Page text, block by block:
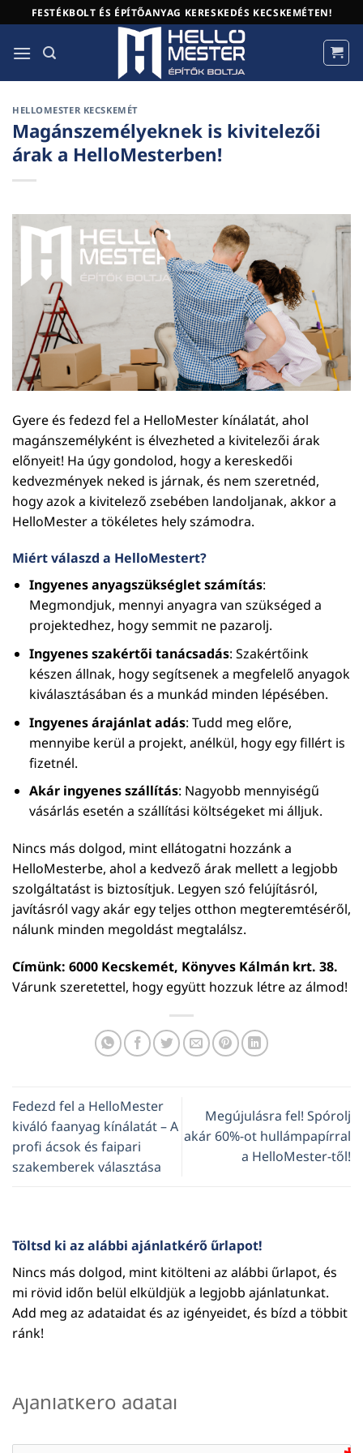
to
content
FESTÉKBOLT ÉS ÉPÍTŐANYAG KERESKEDÉS KECSKEMÉTEN!
HELLOMESTER KECSKEMÉT
Magánszemélyeknek is kivitelezői
árak a HelloMesterben!
Gyere és fedezd fel a HelloMester kínálatát, ahol
magánszemélyként is élvezheted a kivitelezői árak
előnyeit! Ha úgy gondolod, hogy a kereskedői
kedvezmények neked is járnak, és nem szeretnéd,
hogy azok a kivitelező zsebében landoljanak, akkor a
HelloMester a tökéletes hely számodra.
Miért válaszd a HelloMestert?
Ingyenes anyagszükséglet számítás:
Megmondjuk, mennyi anyagra van szükséged a
projektedhez, hogy semmit ne pazarolj.
Ingyenes szakértői tanácsadás: Szakértőink
készen állnak, hogy segítsenek a megfelelő anyagok
kiválasztásában és a munkád minden lépésében.
Ingyenes árajánlat adás: Tudd meg előre,
mennyibe kerül a projekt, anélkül, hogy egy fillért is
fizetnél.
Akár ingyenes szállítás: Nagyobb mennyiségű
vásárlás esetén a szállítási költségeket mi álljuk.
Nincs más dolgod, mint ellátogatni hozzánk a
HelloMesterbe, ahol a kedvező árak mellett a legjobb
szolgáltatást is biztosítjuk. Legyen szó felújításról,
javításról vagy akár egy teljes otthon megteremtéséről,
nálunk minden megoldást megtalálsz.
Címünk: 6000 Kecskemét, Könyves Kálmán krt. 38.
Várunk szeretettel, hogy együtt hozzuk létre az álmod!
Fedezd fel a HelloMester
kiváló faanyag kínálatát – A
profi ácsok és faipari
szakemberek választása
Megújulásra fel! Spórolj
akár 60%-ot hullámpapírral
a HelloMester-től!
Töltsd ki az alábbi ajánlatkérő űrlapot!
Nincs más dolgod, mint kitölteni az alábbi űrlapot, és
mi rövid időn belül elküldjük a legjobb ajánlatunkat.
Add meg az adataidat és az igényeidet, és bízd a többit
ránk!
Ajánlatkérő adatai